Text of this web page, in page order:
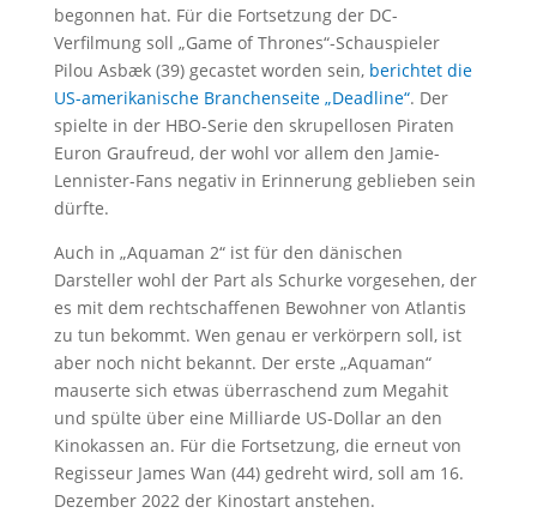
begonnen hat. Für die Fortsetzung der DC-
Verfilmung soll „Game of Thrones“-Schauspieler
Pilou Asbæk (39) gecastet worden sein, berichtet die
US-amerikanische Branchenseite „Deadline“. Der
spielte in der HBO-Serie den skrupellosen Piraten
Euron Graufreud, der wohl vor allem den Jamie-
Lennister-Fans negativ in Erinnerung geblieben sein
dürfte.
Auch in „Aquaman 2“ ist für den dänischen
Darsteller wohl der Part als Schurke vorgesehen, der
es mit dem rechtschaffenen Bewohner von Atlantis
zu tun bekommt. Wen genau er verkörpern soll, ist
aber noch nicht bekannt. Der erste „Aquaman“
mauserte sich etwas überraschend zum Megahit
und spülte über eine Milliarde US-Dollar an den
Kinokassen an. Für die Fortsetzung, die erneut von
Regisseur James Wan (44) gedreht wird, soll am 16.
Dezember 2022 der Kinostart anstehen.